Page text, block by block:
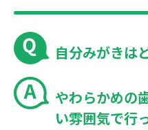
自分みがきは
やわらかめの
い雰囲気で行